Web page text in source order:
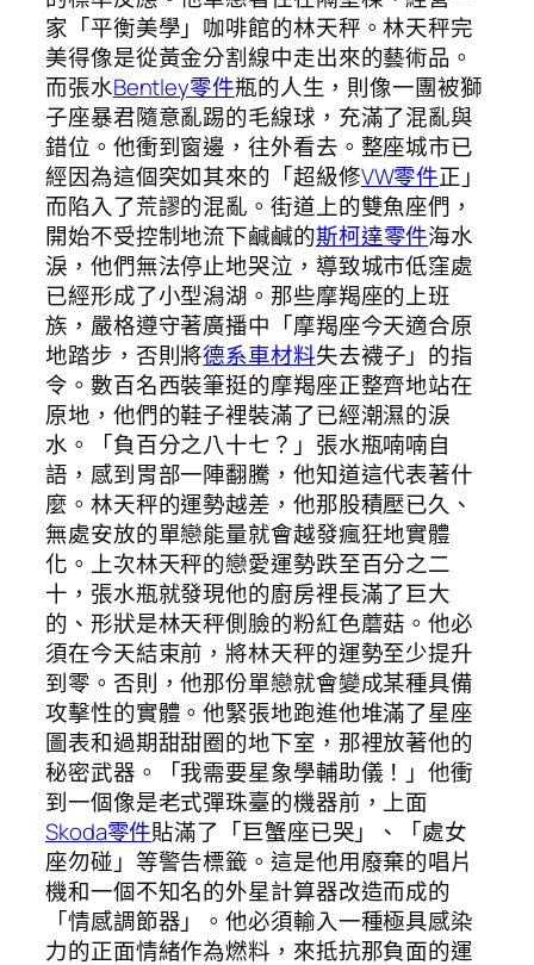
家「平衡美學」咖啡館的林天秤。林天秤完
美得像是從黃金分割線中走出來的藝術品。
而張水Bentley零件瓶的人生，則像一團被獅
子座暴君隨意亂踢的毛線球，充滿了混亂與
錯位。他衝到窗邊，往外看去。整座城市已
經因為這個突如其來的「超級修VW零件正」
而陷入了荒謬的混亂。街道上的雙魚座們，
開始不受控制地流下鹹鹹的斯柯達零件海水
淚，他們無法停止地哭泣，導致城市低窪處
已經形成了小型潟湖。那些摩羯座的上班
族，嚴格遵守著廣播中「摩羯座今天適合原
地踏步，否則將德系車材料失去襪子」的指
令。數百名西裝筆挺的摩羯座正整齊地站在
原地，他們的鞋子裡裝滿了已經潮濕的淚
水。「負百分之八十七？」張水瓶喃喃自
語，感到胃部一陣翻騰，他知道這代表著什
麼。林天秤的運勢越差，他那股積壓已久、
無處安放的單戀能量就會越發瘋狂地實體
化。上次林天秤的戀愛運勢跌至百分之二
十，張水瓶就發現他的廚房裡長滿了巨大
的、形狀是林天秤側臉的粉紅色蘑菇。他必
須在今天結束前，將林天秤的運勢至少提升
到零。否則，他那份單戀就會變成某種具備
攻擊性的實體。他緊張地跑進他堆滿了星座
圖表和過期甜甜圈的地下室，那裡放著他的
秘密武器。「我需要星象學輔助儀！」他衝
到一個像是老式彈珠臺的機器前，上面
Skoda零件貼滿了「巨蟹座已哭」、「處女
座勿碰」等警告標籤。這是他用廢棄的唱片
機和一個不知名的外星計算器改造而成的
「情感調節器」。他必須輸入一種極具感染
力的正面情緒作為燃料，來抵抗那負面的運